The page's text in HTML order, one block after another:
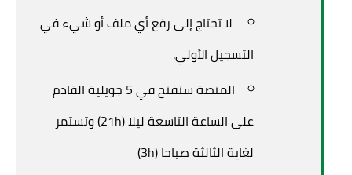
لا تحتاج إلى رفع أي ملف أو شيء في
التسجيل الأولي.
المنصة ستفتح في 5 جويلية القادم
على الساعة التاسعة ليلا (21h) وتستمر
لغاية الثالثة صباحا (3h)